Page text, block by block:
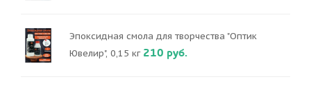
Эпоксидная смола для творчества "Оптик
Ювелир", 0,15 кг 210 руб.